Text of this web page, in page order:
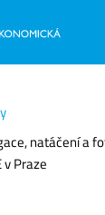
natáčení a
v Praze